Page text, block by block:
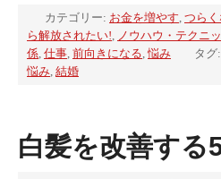
カテゴリー: お金を増やす つら
ら解放されたい!
ノウハウ・テクニ
係 仕事 前向きになる ,悩み タグ:
悩み 結婚
白髪を改善する